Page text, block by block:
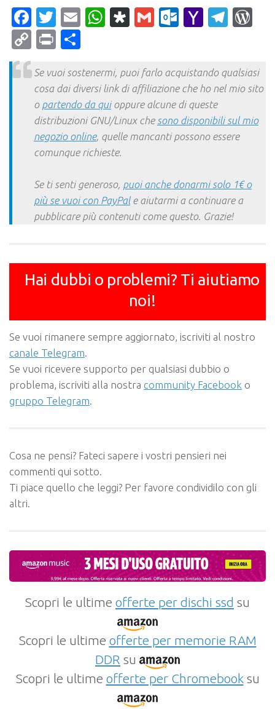
Facebook
Twitter
EmailWhatsApp
Diaspora
Gmail Yahoo
CopyPrint
Se vuoi sostenermi, puoi farlo acquistando qualsiasi
cosa dai diversi link di affiliazione che ho nel mio sito
o partendo da quioppure alcune di queste
distribuzioni GNU/Linux che sono disponibili sul mio
negozio online, quelle mancanti possono essere
comunque richieste.
Se ti senti generoso, puoi anche donarmi solo 1€ o
più se vuoi con PayPale aiutarmi a continuare a
pubblicare più contenuti come questo. Grazie!
Hai dubbi o problemi? Ti aiutiamo
noi!
Se vuoi rimanere sempre aggiornato, iscriviti al nostro
canale Telegram
Se vuoi ricevere supporto per qualsiasi dubbio o
problema, iscriviti alla nostra community Facebook o
gruppo Telegram
Cosa ne pensi? Fateci sapere i vostri pensieri nei
commenti qui sotto.
Ti piace quello che leggi? Per favore condividilo con gli
altri.
Scopri le ultime offerte per dischi ssd su
Scopri le ultime offerte per memorie RAM
DDR su
Scopri le ultime offerte per Chromebooksu